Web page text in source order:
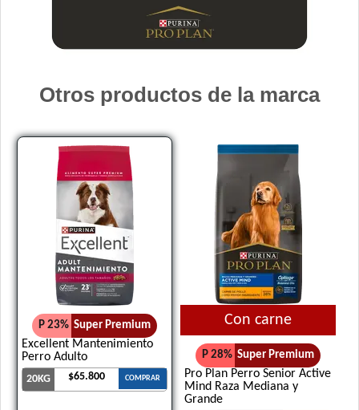
Otros productos de la marca
P 23% Super Premium
Excellent Mantenimiento
Perro Adulto
20KG $65.800 COMPRAR
Con carne
P 28% Super Premium
Pro Plan Perro Senior Active
Mind Raza Mediana y
Grande